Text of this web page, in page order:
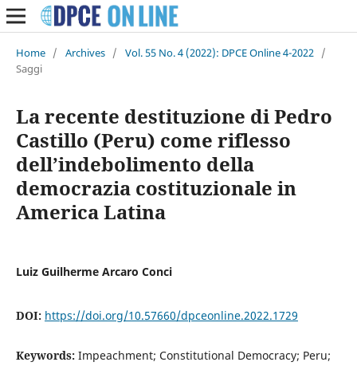
Home / Archives / Vol. 55 No. 4 (2022): DPCE Online 4-2022 /
Saggi
La recente destituzione di Pedro
Castillo (Peru) come riflesso
dell’indebolimento della
democrazia costituzionale in
America Latina
Luiz Guilherme Arcaro Conci
DOI: https://doi.org/10.57660/dpceonline.2022.1729
Keywords: Impeachment; Constitutional Democracy; Peru;